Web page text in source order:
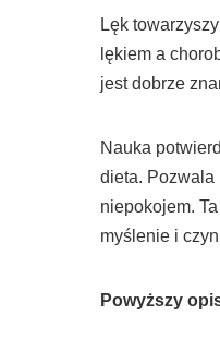
Lęk
lękiem a
jest dobrze
Nauka
dieta. Pozwala
niepokojem.
myślenie i
Powyższy